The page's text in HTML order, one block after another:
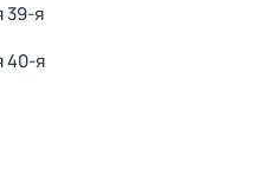
39-я
40-я